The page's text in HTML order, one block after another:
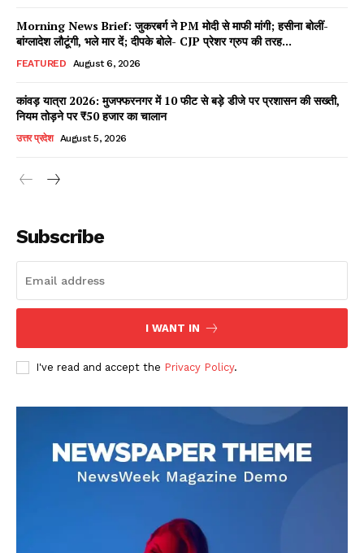
Facebook
X WhatsApp
Share
Read Latest News on AIN
DOWNLOAD NOW
AIN NEWS 1
Morning News Brief: जुकरबर्ग ने PM मोदी से माफी मांगी; हसीना बोलीं-
बांग्लादेश लौटूंगी, भले मार दें; दीपके बोले- CJP प्रेशर ग्रुप की तरह...
FEATURED August 6, 2026
कांवड़ यात्रा 2026: मुजफ्फरनगर में 10 फीट से बड़े डीजे पर प्रशासन की सख्ती,
नियम तोड़ने पर ₹50 हजार का चालान
उत्तर प्रदेश August 5, 2026
Subscribe
I WANT IN
I've read and accept the Privacy Policy.